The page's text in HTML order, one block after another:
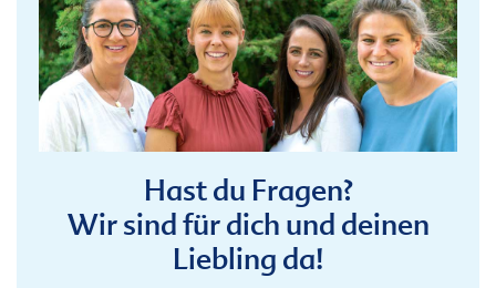
Hast du Fragen?
Wir sind für dich und deinen
Liebling da!